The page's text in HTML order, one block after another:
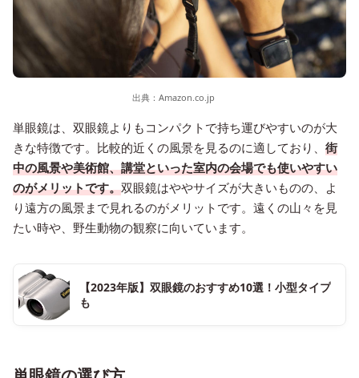
出典： Amazon.co.jp
単眼鏡は、双眼鏡よりもコンパクトで持ち運びやすいのが大
きな特徴です。比較的近くの風景を見るのに適しており、 街
中の風景や美術館、講堂といった室内の会場でも使いやすい
のがメリットです。双眼鏡はややサイズが大きいものの、よ
り遠方の風景まで見れるのがメリットです。遠くの山々を見
たい時や、野生動物の観察に向いています。
【2023年版】双眼鏡のおすすめ10選！小型タイプ
も